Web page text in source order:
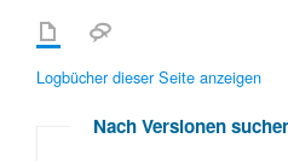
Logbücher dieser Seite anzeigen
Nach Versionen